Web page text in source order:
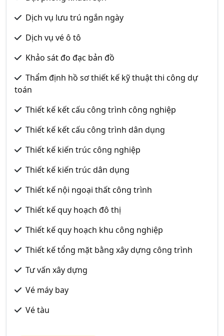
Dịch vụ lưu trú ngắn ngày
Dịch vụ vé ô tô
Khảo sát đo đạc bản đồ
Thẩm định hồ sơ thiết kế kỹ thuật thi công dự
toán
Thiết kế kết cấu công trình công nghiệp
Thiết kế kết cấu công trình dân dụng
Thiết kế kiến trúc công nghiệp
Thiết kế kiến trúc dân dụng
Thiết kế nội ngoại thất công trình
Thiết kế quy hoạch đô thị
Thiết kế quy hoạch khu công nghiệp
Thiết kế tổng mặt bằng xây dựng công trình
Tư vấn xây dựng
Vé máy bay
Vé tàu